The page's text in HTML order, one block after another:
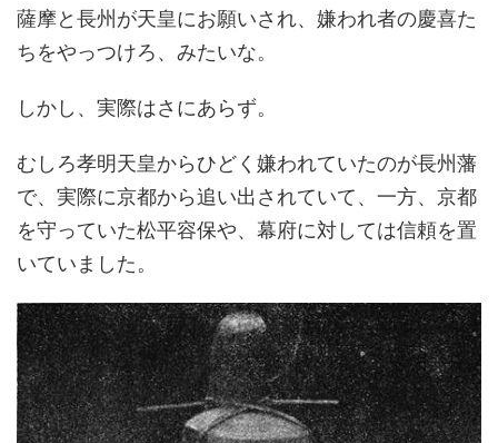
薩摩と長州が天皇にお願いされ、嫌われ者の慶喜た
ちをやっつけろ、みたいな。
しかし、実際はさにあらず。
むしろ孝明天皇からひどく嫌われていたのが長州藩
で、実際に京都から追い出されていて、一方、京都
を守っていた松平容保や、幕府に対しては信頼を置
いていました。